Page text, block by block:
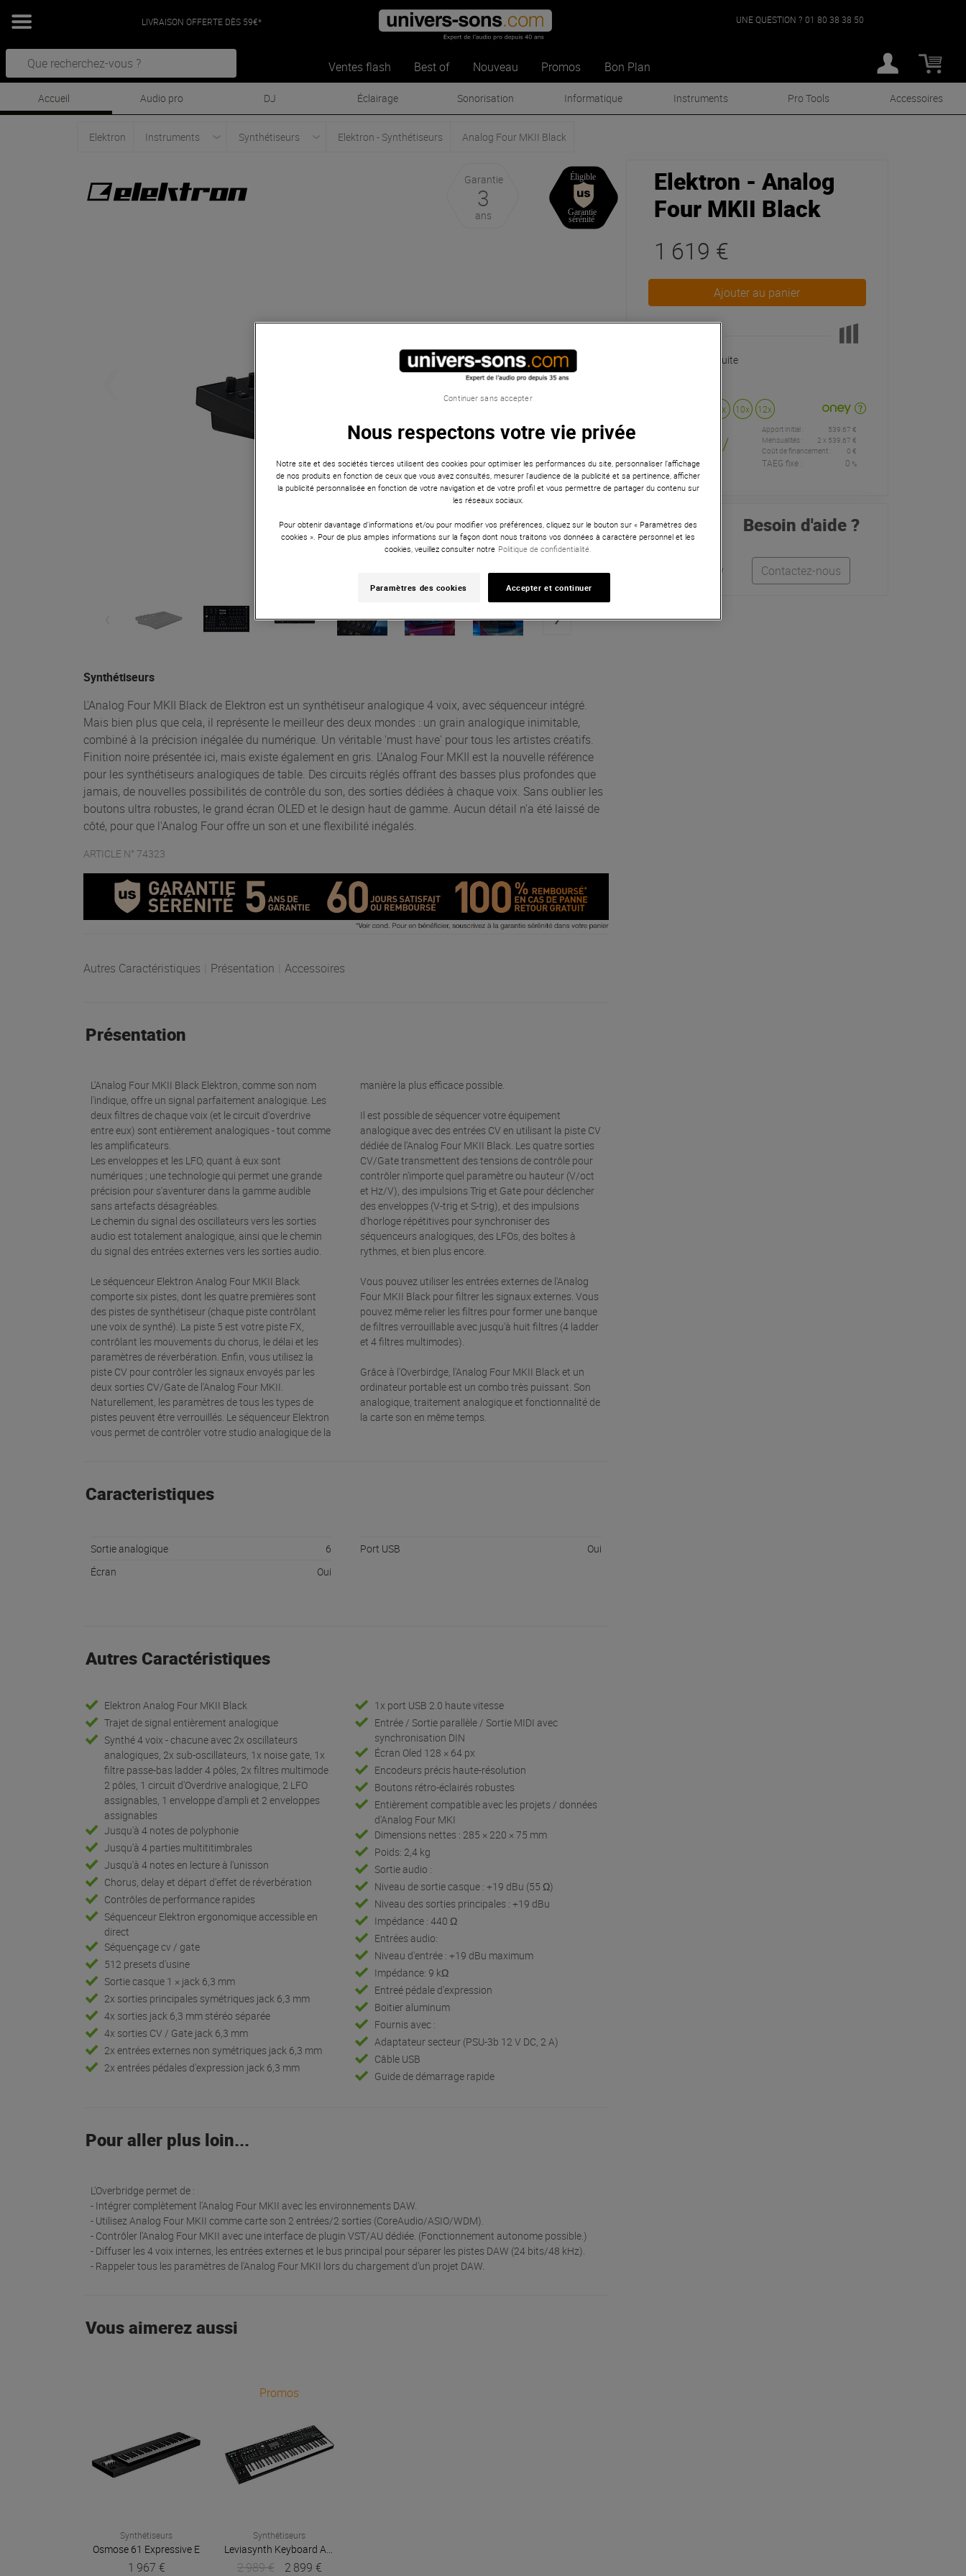
LIVRAISON OFFERTE DÈS 59€*
Ventes flash Best of Nouveau Promos Bon Plan
UNE QUESTION ? 01 80 38 38 50
Accueil Audio pro DJ Éclairage Sonorisation Informatique Instruments Pro Tools Accessoires
Elektron Instruments Synthétiseurs Elektron - Synthétiseurs Analog Four MKII Black
Garantie
3
ans
Synthétiseurs
L'Analog Four MKII Black de Elektron est un synthétiseur analogique 4 voix, avec séquenceur intégré.
Mais bien plus que cela, il représente le meilleur des deux mondes : un grain analogique inimitable,
combiné à la précision inégalée du numérique. Un véritable 'must have' pour tous les artistes créatifs.
Finition noire présentée ici, mais existe également en gris. L'Analog Four MKII est la nouvelle référence
pour les synthétiseurs analogiques de table. Des circuits réglés offrant des basses plus profondes que
jamais, de nouvelles possibilités de contrôle du son, des sorties dédiées à chaque voix. Sans oublier les
boutons ultra robustes, le grand écran OLED et le design haut de gamme. Aucun détail n'a été laissé de
côté, pour que l'Analog Four offre un son et une flexibilité inégalés.
ARTICLE N° 74323
Autres Caractéristiques Présentation Accessoires
Présentation
L'Analog Four MKII Black Elektron, comme son nom
l'indique, offre un signal parfaitement analogique. Les
deux filtres de chaque voix (et le circuit d'overdrive
entre eux) sont entièrement analogiques - tout comme
les amplificateurs.
Les enveloppes et les LFO, quant à eux sont
numériques ; une technologie qui permet une grande
précision pour s'aventurer dans la gamme audible
sans artefacts désagréables.
Le chemin du signal des oscillateurs vers les sorties
audio est totalement analogique, ainsi que le chemin
du signal des entrées externes vers les sorties audio.
Le séquenceur Elektron Analog Four MKII Black
comporte six pistes, dont les quatre premières sont
des pistes de synthétiseur (chaque piste contrôlant
une voix de synthé). La piste 5 est votre piste FX,
contrôlant les mouvements du chorus, le délai et les
paramètres de réverbération. Enfin, vous utilisez la
piste CV pour contrôler les signaux envoyés par les
deux sorties CV/Gate de l'Analog Four MKII.
Naturellement, les paramètres de tous les types de
pistes peuvent être verrouillés. Le séquenceur Elektron
vous permet de contrôler votre studio analogique de la
manière la plus efficace possible.
Il est possible de séquencer votre équipement
analogique avec des entrées CV en utilisant la piste CV
dédiée de l'Analog Four MKII Black. Les quatre sorties
CV/Gate transmettent des tensions de contrôle pour
contrôler n'importe quel paramètre ou hauteur (V/oct
et Hz/V), des impulsions Trig et Gate pour déclencher
des enveloppes (V-trig et S-trig), et des impulsions
d'horloge répétitives pour synchroniser des
séquenceurs analogiques, des LFOs, des boîtes à
rythmes, et bien plus encore.
Vous pouvez utiliser les entrées externes de l'Analog
Four MKII Black pour filtrer les signaux externes. Vous
pouvez même relier les filtres pour former une banque
de filtres verrouillable avec jusqu'à huit filtres (4 ladder
et 4 filtres multimodes).
Grâce à l'Overbirdge, l'Analog Four MKII Black et un
ordinateur portable est un combo très puissant. Son
analogique, traitement analogique et fonctionnalité de
la carte son en même temps.
Caracteristiques
Sortie analogique
6
Écran
Oui
Port USB Oui
Autres Caractéristiques
Elektron Analog Four MKII Black
Trajet de signal entièrement analogique
Synthé 4 voix - chacune avec 2x oscillateurs
analogiques, 2x sub-oscillateurs, 1x noise gate, 1x
filtre passe-bas ladder 4 pôles, 2x filtres multimode
2 pôles, 1 circuit d'Overdrive analogique, 2 LFO
assignables, 1 enveloppe d'ampli et 2 enveloppes
assignables
Jusqu'à 4 notes de polyphonie
Jusqu'à 4 parties multititimbrales
Jusqu'à 4 notes en lecture à l'unisson
Chorus, delay et départ d'effet de réverbération
Contrôles de performance rapides
Séquenceur Elektron ergonomique accessible en
direct
Séquençage cv / gate
512 presets d'usine
Sortie casque 1 × jack 6,3 mm
2x sorties principales symétriques jack 6,3 mm
4x sorties jack 6,3 mm stéréo séparée
4x sorties CV / Gate jack 6,3 mm
2x entrées externes non symétriques jack 6,3 mm
2x entrées pédales d'expression jack 6,3 mm
1x port USB 2.0 haute vitesse
Entrée / Sortie parallèle / Sortie MIDI avec
synchronisation DIN
Écran Oled 128 × 64 px
Encodeurs précis haute-résolution
Boutons rétro-éclairés robustes
Entièrement compatible avec les projets / données
d'Analog Four MKI
Dimensions nettes : 285 × 220 × 75 mm
Poids: 2,4 kg
Sortie audio :
Niveau de sortie casque : +19 dBu (55 Ω)
Niveau des sorties principales : +19 dBu
Impédance : 440 Ω
Entrées audio:
Niveau d'entrée : +19 dBu maximum
Impédance: 9 kΩ
Entreé pédale d'expression
Boitier aluminum
Fournis avec :
Adaptateur secteur (PSU-3b 12 V DC, 2 A)
Câble USB
Guide de démarrage rapide
Pour aller plus loin...
L'Overbridge permet de :
- Intégrer complètement l'Analog Four MKII avec les environnements DAW.
- Utilisez Analog Four MKII comme carte son 2 entrées/2 sorties (CoreAudio/ASIO/WDM).
- Contrôler l'Analog Four MKII avec une interface de plugin VST/AU dédiée. (Fonctionnement autonome possible.)
- Diffuser les 4 voix internes, les entrées externes et le bus principal pour séparer les pistes DAW (24 bits/48 kHz).
- Rappeler tous les paramètres de l'Analog Four MKII lors du chargement d'un projet DAW.
Vous aimerez aussi
Synthétiseurs
Osmose 61 Expressive E
1 967 €
Promos
Synthétiseurs
Leviasynth Keyboard ASM
2 989 € 2 899 €
Elektron - Analog
Four MKII Black
1 619 €
Ajouter au panier
Livraison Gratuite
4x 10x 12x
/
mois
Apport initial :
539.67 €
Mensualités :
2 x 539.67 €
Coût de financement :
0 €
TAEG fixe : 0 %
Anthony
Besoin d'aide ?
Contactez-nous
Nous respectons votre vie privée
Notre site et des sociétés tierces utilisent des cookies pour optimiser les performances du site, personnaliser l’affichage
de nos produits en fonction de ceux que vous avez consultés, mesurer l'audience de la publicité et sa pertinence, afficher
la publicité personnalisée en fonction de votre navigation et de votre profil et vous permettre de partager du contenu sur
les réseaux sociaux.
Pour obtenir davantage d'informations et/ou pour modifier vos préférences, cliquez sur le bouton sur « Paramètres des
cookies ». Pour de plus amples informations sur la façon dont nous traitons vos données à caractère personnel et les
cookies, veuillez consulter notre Politique de confidentialité.
Paramètres des cookies Accepter et continuer
Continuer sans accepter